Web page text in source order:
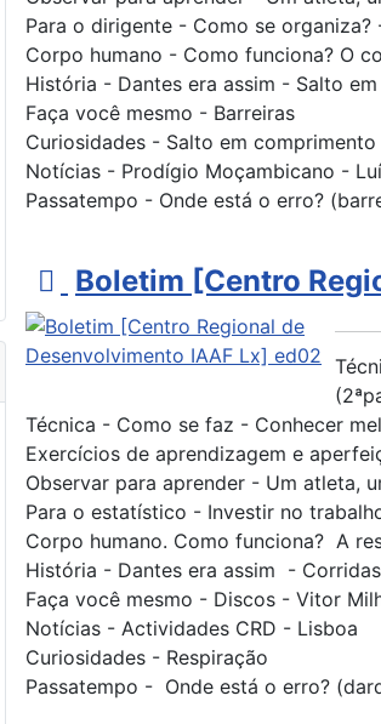
senha
Para o dirigente - Como se
Corpo humano - Como funciona? O
História - Dantes era assim - Salto
Faça você mesmo - Barreiras
Curiosidades - Salto em comprimento
Notícias - Prodígio Moçambicano -
Passatempo - Onde está o erro?
p
d
f
Boletim [Centro
Técnica - Como se faz - Conhecer
Exercícios de aprendizagem e
Observar para aprender - Um atleta,
Para o estatístico - Investir no
Corpo humano. Como funciona? A
História - Dantes era assim -
Faça você mesmo - Discos - Vitor
Notícias - Actividades CRD - Lisboa
Curiosidades - Respiração
Passatempo - Onde está o erro?